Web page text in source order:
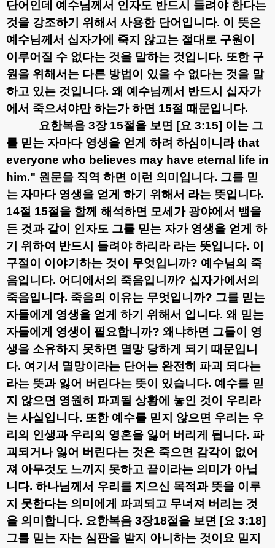
단어인데 예수님께서 인자도 반드시 들려야 한다는
것을 강조하기 위해서 사용한 단어입니다. 이 뜻은
예수님께서 십자가에 죽지 않고는 절대로 구원이
이루어질 수 없다는 것을 말하는 것입니다. 또한 구
원을 위해서는 다른 방법이 있을 수 없다는 것을 말
하고 있는 것입니다. 왜 예수님께서 반드시 십자가
에서 죽으셔야만 하는가 하면 15절 때문입니다.
요한복음3장 15절을 보면 [요 3:15] 이는 그
를 믿는 자마다 영생을 얻게 하려 하심이니라that
everyone who believes may have eternal life in
him." 원문을 직역 하면 이런 의미입니다. 그를 믿
는 자마다 영생을 얻게 하기 위해서 라는 뜻입니다.
14절 15절을 함께 해석하면 모세가 광야에서 뱀을
든 것과 같이 인자도 그를 믿는 자가 영생을 얻게 하
기 위하여 반드시 들려야 하리라 라는 뜻입니다. 이
구절이 이야기하는 것이 무엇입니까? 예수님의 죽
음입니다. 어디에서의 죽음입니까? 십자가에서의
죽음입니다. 죽음의 이유는 무엇입니까? 그를 믿는
자들에게 영생을 얻게 하기 위해서 입니다. 왜 믿는
자들에게 영생이 필요합니까? 왜냐하면 그들이 영
생을 소유하지 못하면 멸망 당하게 되기 때문입니
다. 여기서 멸망이라는 단어는 완전히 파괴 되다는
라는 뜻과 잃어 버린다는 뜻이 있습니다. 예수를 믿
지 않으면 영원히 파괴될 상황에 놓인 것이 우리라
는 사실입니다. 또한 예수를 믿지 않으면 우리는 우
리의 인생과 우리의 영혼을 잃어 버리게 됩니다. 파
괴되거나 잃어 버린다는 것은 죽으면 감각이 없어
져 아무것도 느끼지 못하고 끝이라는 의미가 아닙
니다. 하나님께서 우리를 지으신 목적과 뜻을 이루
지 못한다는 의미에게 파괴되고 무너져 버리는 것
을 의미합니다. 요한복음 3장18절을 보면 [요 3:18]
그를 믿는 자는 심판을 받지 아니하는 것이요 믿지